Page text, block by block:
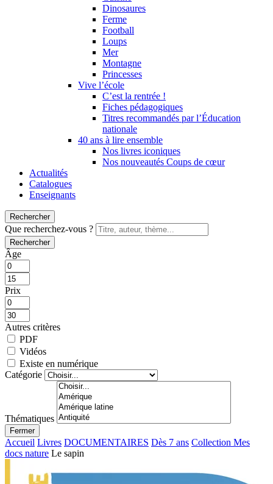
Dinosaures
Ferme
Football
Loups
Mer
Montagne
Princesses
Vive l’école
C’est la rentrée !
Fiches pédagogiques
Titres recommandés par l’Éducation
nationale
40 ans à lire ensemble
Nos livres iconiques
Nos nouveautés Coups de cœur
Actualités
Catalogues
Enseignants
Rechercher
Que recherchez-vous ?
Rechercher
Âge
Prix
Autres critères
PDF
Vidéos
Existe en numérique
Catégorie
Thématiques
Fermer
Accueil Livres DOCUMENTAIRES Dès 7 ans Collection Mes
docs nature Le sapin